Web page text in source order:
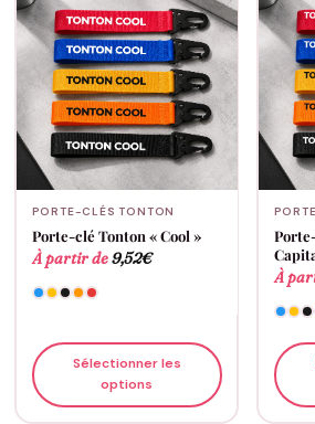
PORTE-CLÉS TONTON
Porte-clé Tonton « Cool »
À partir de9,52€
Sélectionner les
options
À